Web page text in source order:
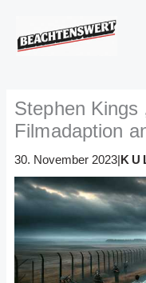
springen
Stephen Kings
Filmadaption
30. November 2023|